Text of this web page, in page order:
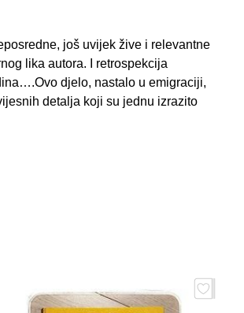
još uvijek žive i relevantne
lika autora. I retrospekcija
djelo, nastalo u emigraciji,
detalja koji su jednu izrazito